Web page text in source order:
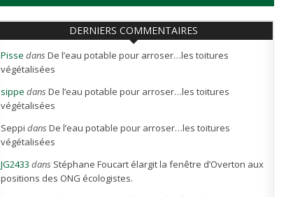
DERNIERS COMMENTAIRES
Pisse dansDe l’eau potable pour arroser…les toitures
végétalisées
sippe dansDe l’eau potable pour arroser…les toitures
végétalisées
Seppi dansDe l’eau potable pour arroser…les toitures
végétalisées
JG2433 dans Stéphane Foucart élargit la fenêtre d’Overton aux
positions des ONG écologistes.